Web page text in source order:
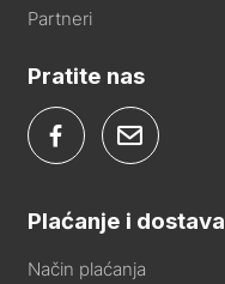
Partneri
Pratite nas
Plaćanje i dostava
Način plaćanja